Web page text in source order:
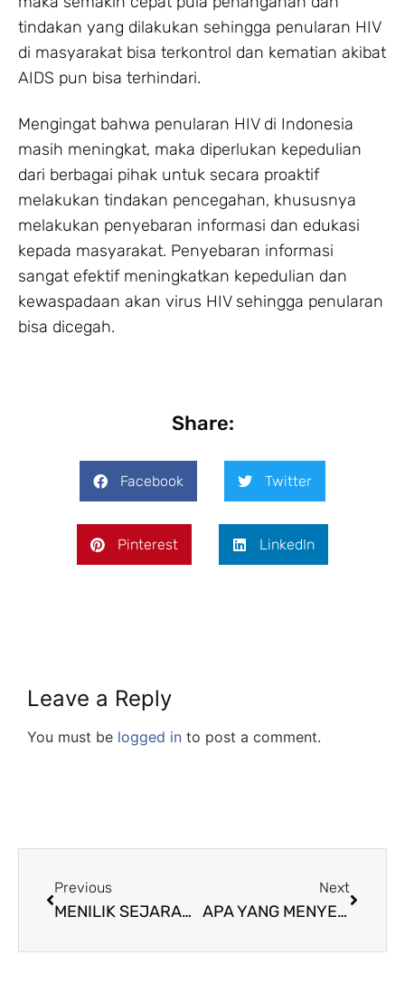
tindakan yang dilakukan sehingga penularan HIV
di masyarakat bisa terkontrol dan kematian akibat
AIDS pun bisa terhindari.
Mengingat bahwa penularan HIV di Indonesia
masih meningkat, maka diperlukan kepedulian
dari berbagai pihak untuk secara proaktif
melakukan tindakan pencegahan, khususnya
melakukan penyebaran informasi dan edukasi
kepada masyarakat. Penyebaran informasi
sangat efektif meningkatkan kepedulian dan
kewaspadaan akan virus HIV sehingga penularan
bisa dicegah.
Share:
Facebook Twitter
Pinterest LinkedIn
Leave a Reply
You must be logged in to post a comment.
Previous
MENILIK SEJARAH HIV-AIDS
Next
APA YANG MENYEBABKAN VAKSIN HIV SULIT DITEMUKAN ?